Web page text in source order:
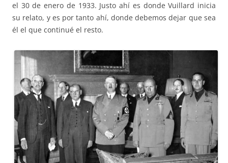
el 30 de enero de 1933. Justo ahí es donde Vuillard inicia
su relato, y es por tanto ahí, donde debemos dejar que sea
él el que continué el resto.